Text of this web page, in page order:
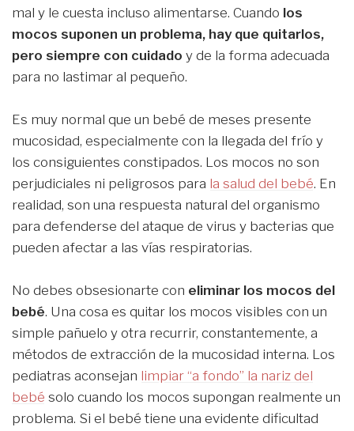
mal y le cuesta incluso alimentarse. Cuando los
mocos suponen un problema, hay que quitarlos,
pero siempre con cuidado y de la forma adecuada
para no lastimar al pequeño.
Es muy normal que un bebé de meses presente
mucosidad, especialmente con la llegada del frío y
los consiguientes constipados. Los mocos no son
perjudiciales ni peligrosos para la salud del bebé. En
realidad, son una respuesta natural del organismo
para defenderse del ataque de virus y bacterias que
pueden afectar a las vías respiratorias.
No debes obsesionarte con eliminar los mocos del
bebé. Una cosa es quitar los mocos visibles con un
simple pañuelo y otra recurrir, constantemente, a
métodos de extracción de la mucosidad interna. Los
pediatras aconsejan limpiar “a fondo” la nariz del
bebé solo cuando los mocos supongan realmente un
problema. Si el bebé tiene una evidente dificultad